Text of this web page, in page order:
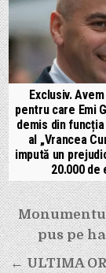
Exclusiv.
pentru care Emi
demis din
al „Vrancea
impută un
20.000 de
Navigare
în
articole
pus pe
← ULTIMA